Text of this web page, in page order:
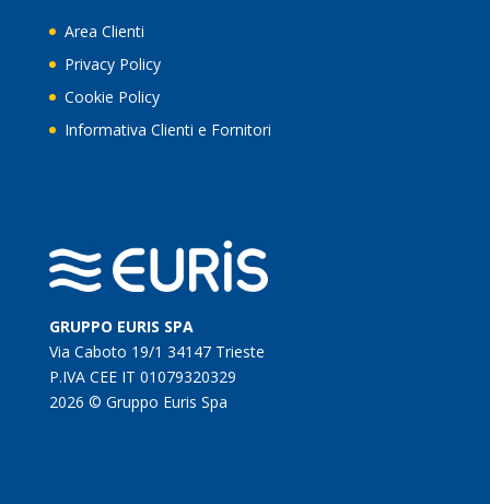
Area Clienti
Privacy Policy
Cookie Policy
Informativa Clienti e Fornitori
GRUPPO EURIS SPA
Via Caboto 19/1 34147 Trieste
P.IVA CEE IT 01079320329
2026 © Gruppo Euris Spa